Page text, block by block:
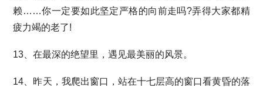
赖……你一定要如此坚定严格的向前走吗?弄得大家都精
疲力竭的老了!
13、在最深的绝望里，遇见最美丽的风景。
14、昨天，我爬出窗口，站在十七层高的窗口看黄昏的落